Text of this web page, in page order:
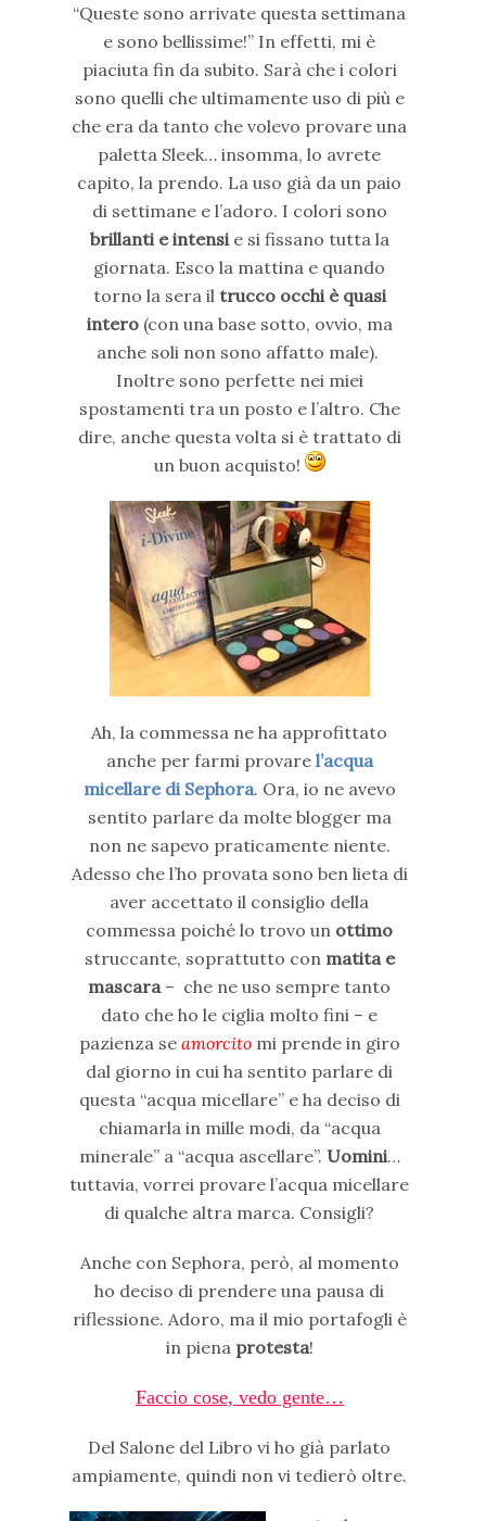
“Queste sono arrivate questa settimana
e sono bellissime!” In effetti, mi è
piaciuta fin da subito. Sarà che i colori
sono quelli che ultimamente uso di più e
che era da tanto che volevo provare una
paletta Sleek… insomma, lo avrete
capito, la prendo. La uso già da un paio
di settimane e l’adoro. I colori sono
brillanti e intensie si fissano tutta la
giornata. Esco la mattina e quando
torno la sera il trucco occhi è quasi
intero(con una base sotto, ovvio, ma
anche soli non sono affatto male).
Inoltre sono perfette nei miei
spostamenti tra un posto e l’altro. Che
dire, anche questa volta si è trattato di
un buon acquisto!
Ah, la commessa ne ha approfittato
anche per farmi provare l’acqua
micellare di Sephora. Ora, io ne avevo
sentito parlare da molte blogger ma
non ne sapevo praticamente niente.
Adesso che l’ho provata sono ben lieta di
aver accettato il consiglio della
commessa poiché lo trovo un ottimo
struccante, soprattutto con matita e
mascara – che ne uso sempre tanto
dato che ho le ciglia molto fini – e
pazienza se amorcitomi prende in giro
dal giorno in cui ha sentito parlare di
questa “acqua micellare” e ha deciso di
chiamarla in mille modi, da “acqua
minerale” a “acqua ascellare”. Uomini…
tuttavia, vorrei provare l’acqua micellare
di qualche altra marca. Consigli?
Anche con Sephora, però, al momento
ho deciso di prendere una pausa di
riflessione. Adoro, ma il mio portafogli è
in piena protesta!
Faccio cose, vedo gente…
Del Salone del Libro vi ho già parlato
ampiamente, quindi non vi tedierò oltre.